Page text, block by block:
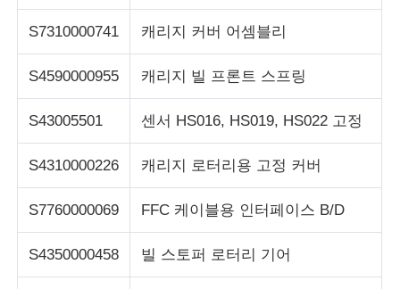
S7310000741 캐리지 커버 어셈블리
S4590000955 캐리지 빌 프론트 스프링
S43005501 센서 HS016, HS019, HS022 고정
S4310000226 캐리지 로터리용 고정 커버
S7760000069 FFC 케이블용 인터페이스 B/D
S4350000458 빌 스토퍼 로터리 기어